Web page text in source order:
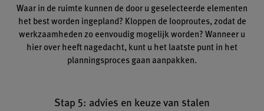
Waar in de ruimte kunnen de door u geselecteerde elementen
het best worden ingepland? Kloppen de looproutes, zodat de
werkzaamheden zo eenvoudig mogelijk worden? Wanneer u
hier over heeft nagedacht, kunt u het laatste punt in het
planningsproces gaan aanpakken.
Stap 5: advies en keuze van stalen